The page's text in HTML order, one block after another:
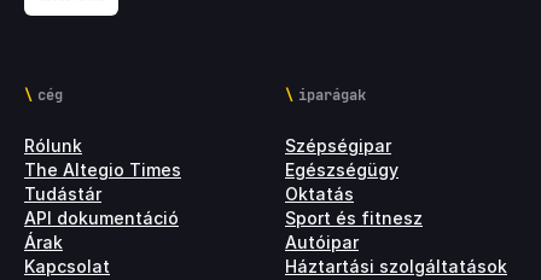
cég
Rólunk
The Altegio Times
Tudástár
API dokumentáció
Árak
Kapcsolat
iparágak
Szépségipar
Egészségügy
Oktatás
Sport és fitnesz
Autóipar
Háztartási szolgáltatások